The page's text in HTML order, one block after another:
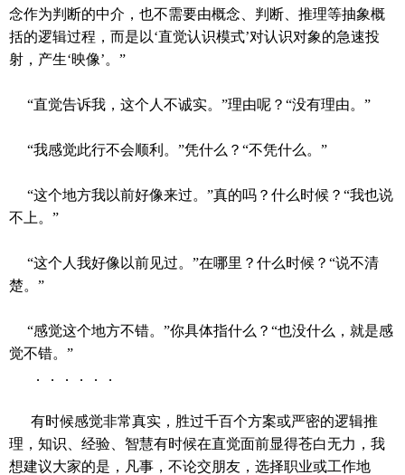
念作为判断的中介，也不需要由概念、判断、推理等抽象概
括的逻辑过程，而是以‘直觉认识模式’对认识对象的急速投
射，产生‘映像’。”
“直觉告诉我，这个人不诚实。”理由呢？“没有理由。”
“我感觉此行不会顺利。”凭什么？“不凭什么。”
“这个地方我以前好像来过。”真的吗？什么时候？“我也说
不上。”
“这个人我好像以前见过。”在哪里？什么时候？“说不清
楚。”
“感觉这个地方不错。”你具体指什么？“也没什么，就是感
觉不错。”
．．．．．．
有时候感觉非常真实，胜过千百个方案或严密的逻辑推
理，知识、经验、智慧有时候在直觉面前显得苍白无力，我
想建议大家的是，凡事，不论交朋友，选择职业或工作地